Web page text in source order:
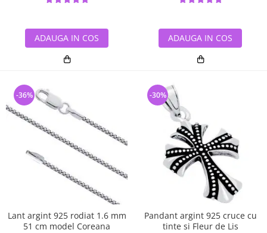
ADAUGA IN COS ADAUGA IN COS
Lant argint 925 rodiat 1.6 mm
51 cm model Coreana
-36%
Pandant argint 925 cruce cu
tinte si Fleur de Lis
-30%